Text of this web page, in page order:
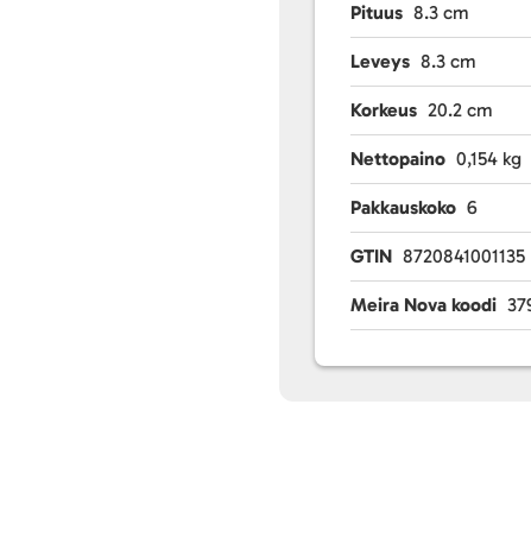
Pituus 8.3 cm
Leveys 8.3 cm
Korkeus 20.2 cm
Nettopaino 0,154 kg
Pakkauskoko 6
GTIN 8720841001135
Meira Nova koodi